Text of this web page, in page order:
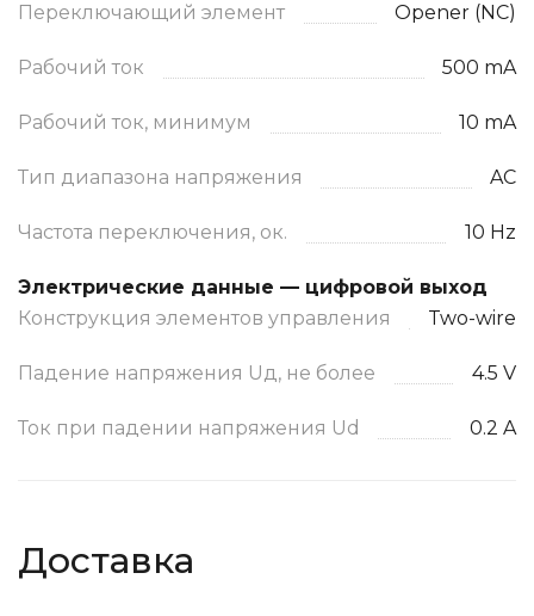
Переключающий элемент Opener (NC)
Рабочий ток 500 mA
Рабочий ток, минимум 10 mA
Тип диапазона напряжения AC
Частота переключения, ок. 10 Hz
Электрические данные — цифровой выход
Конструкция элементов управления
Two-wire
Падение напряжения Uд, не более 4.5 V
Ток при падении напряжения Ud 0.2 A
Доставка